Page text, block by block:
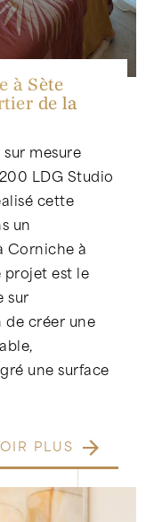
à Sète
de la
mesure
LDG Studio
cette
un
Corniche à
projet est le
sur
de créer une
une surface
PLUS